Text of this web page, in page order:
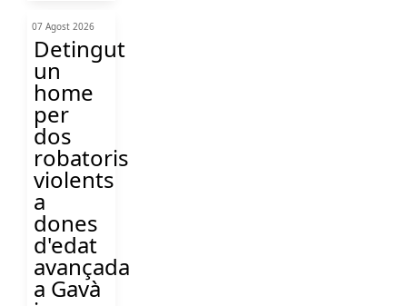
07 Agost 2026
Detingut
un
home
per
dos
robatoris
violents
a
dones
d'edat
avançada
a Gavà